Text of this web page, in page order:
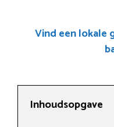
Vind een lokale
Inhoudsopgave